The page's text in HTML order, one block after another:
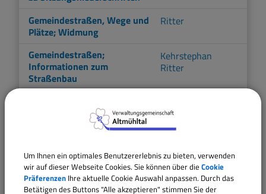
Gemeindestraßen, Wege und
Plätze; Widmung
Ritter
Gemeindestraßen;
Informationen zum
Straßenbau
Kehrstephan
Ritter
Beantragung der Zulassung
für gewerbliche Tätigkeit
Informationen zum
Hochwasserschutz
Um Ihnen ein optimales Benutzererlebnis zu bieten, verwenden
wir auf dieser Webseite Cookies. Sie können über die Cookie
Präferenzen Ihre aktuelle Cookie Auswahl anpassen. Durch das
Betätigen des Buttons "Alle akzeptieren" stimmen Sie der